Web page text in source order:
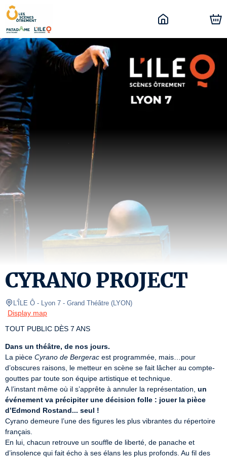
CYRANO PROJECT
L'ÎLE Ô - Lyon 7 - Grand Théâtre (LYON)
Display map
TOUT PUBLIC DÈS 7 ANS
Dans un théâtre, de nos jours.
La pièce Cyrano de Bergerac est programmée, mais…pour
d’obscures raisons, le metteur en scène se fait lâcher au compte-
gouttes par toute son équipe artistique et technique.
A l’instant même où il s’apprête à annuler la représentation, un
événement va précipiter une décision folle : jouer la pièce
d’Edmond Rostand... seul !
Cyrano demeure l’une des figures les plus vibrantes du répertoire
français.
En lui, chacun retrouve un souffle de liberté, de panache et
d’insolence qui fait écho à ses élans les plus profonds. Au fil des